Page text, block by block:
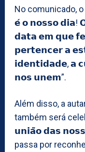
No comunicado,
𝗲́ 𝗼 𝗻𝗼𝘀𝘀𝗼 𝗱𝗶𝗮!
𝗱𝗮𝘁𝗮 𝗲𝗺 𝗾𝘂𝗲
𝗽𝗲𝗿𝘁𝗲𝗻𝗰𝗲𝗿 𝗮
𝗶𝗱𝗲𝗻𝘁𝗶𝗱𝗮𝗱𝗲, 𝗮
𝗻𝗼𝘀 𝘂𝗻𝗲𝗺”.
Além disso, a
também será
𝘂𝗻𝗶𝗮̃𝗼 𝗱𝗮𝘀
passa por